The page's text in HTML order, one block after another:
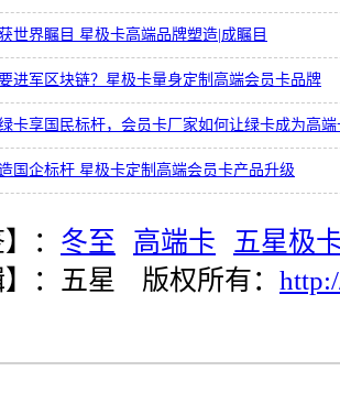
世界瞩目 星极卡高端品牌塑造|成瞩目
进军区块链？星极卡量身定制高端会员卡品牌
卡享国民标杆，会员卡厂家如何让绿卡成为高端
国企标杆 星极卡定制高端会员卡产品升级
： 冬至 高端卡
五星极
：
五星 版权所有：